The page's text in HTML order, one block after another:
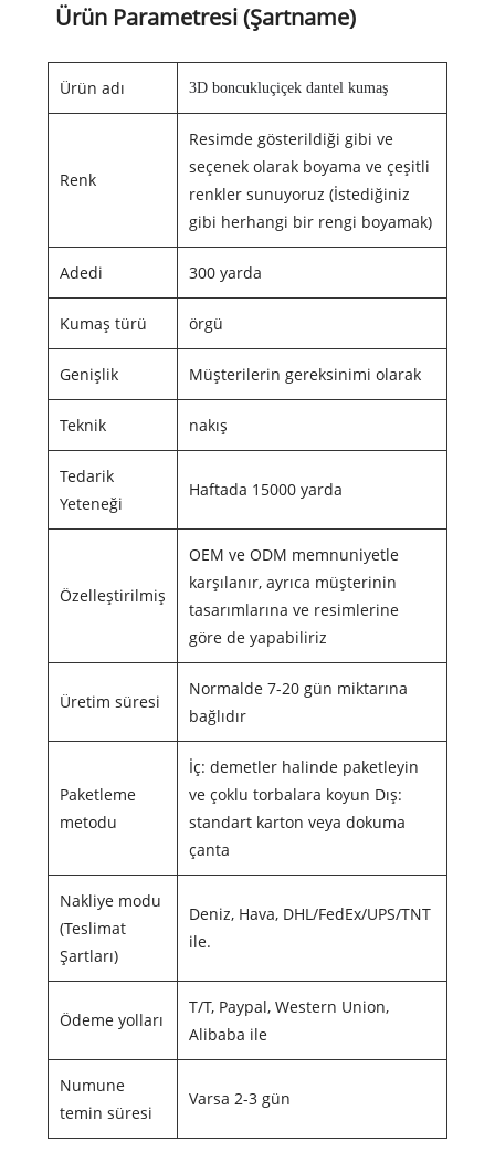
Ürün Parametresi (Şartname)
Ürün adı 3D boncukluçiçek dantel kumaş
Renk
Resimde gösterildiği gibi ve
seçenek olarak boyama ve çeşitli
renkler sunuyoruz (İstediğiniz
gibi herhangi bir rengi boyamak)
Adedi 300 yarda
Kumaş türü örgü
Genişlik Müşterilerin gereksinimi olarak
Teknik nakış
Tedarik
Yeteneği
Haftada 15000 yarda
Özelleştirilmiş
OEM ve ODM memnuniyetle
karşılanır, ayrıca müşterinin
tasarımlarına ve resimlerine
göre de yapabiliriz
Üretim süresi
Normalde 7-20 gün miktarına
bağlıdır
Paketleme
metodu
İç: demetler halinde paketleyin
ve çoklu torbalara koyun Dış:
standart karton veya dokuma
çanta
Nakliye modu
(Teslimat
Şartları)
Deniz, Hava, DHL/FedEx/UPS/TNT
ile.
Ödeme yolları
T/T, Paypal, Western Union,
Alibaba ile
Numune
temin süresi
Varsa 2-3 gün